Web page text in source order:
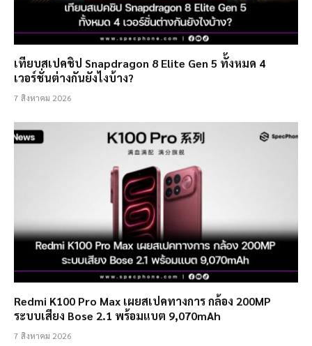
เทียบสเปคชิป Snapdragon 8 Elite Gen 5 ทั้งหมด 4
เวอร์ชั่นต่างกันยังไงบ้าง?
7 สิงหาคม 2026
Redmi K100 Pro Max เผยสเปคทางการ กล้อง 200MP
ระบบเสียง Bose 2.1 พร้อมแบต 9,070mAh
7 สิงหาคม 2026